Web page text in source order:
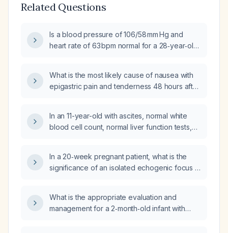
Related Questions
Is a blood pressure of 106/58 mm Hg and
heart rate of 63 bpm normal for a 28‑year‑old
What is the most likely cause of nausea with
epigastric pain and tenderness 48 hours after
In an 11-year-old with ascites, normal white
blood cell count, normal liver function tests,
approach for the abdominal pain?
In a 20‑week pregnant patient, what is the
significance of an isolated echogenic focus in
What is the appropriate evaluation and
management for a 2‑month‑old infant with